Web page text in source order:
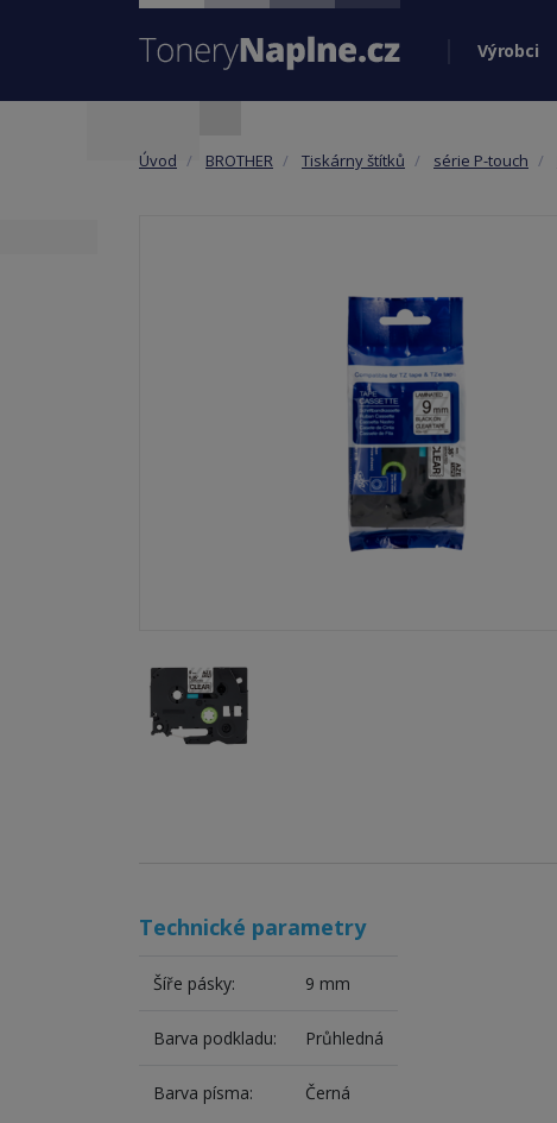
Výrobci
Úvod BROTHER Tiskárny štítků série P-touch
Technické parametry
Šíře pásky: 9 mm
Barva podkladu: Průhledná
Barva písma: Černá